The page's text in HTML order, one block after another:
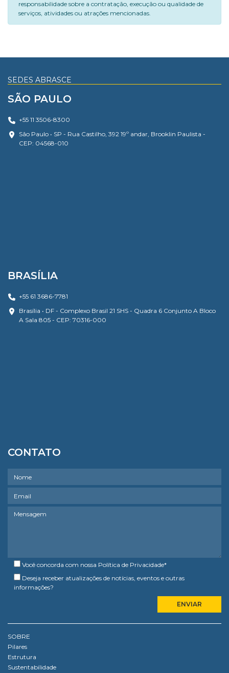
responsabilidade sobre a contratação, execução ou qualidade de
serviços, atividades ou atrações mencionadas.
SEDES ABRASCE
SÃO PAULO
+55 11 3506-8300
São Paulo • SP - Rua Castilho, 392 19º andar, Brooklin Paulista -
CEP: 04568-010
BRASÍLIA
+55 61 3686-7781
Brasília • DF - Complexo Brasil 21 SHS - Quadra 6 Conjunto A Bloco
A Sala 805 - CEP: 70316-000
CONTATO
Você concorda com nossa Política de Privacidade*
Deseja receber atualizações de notícias, eventos e outras
informações?
SOBRE
Pilares
Estrutura
Sustentabilidade